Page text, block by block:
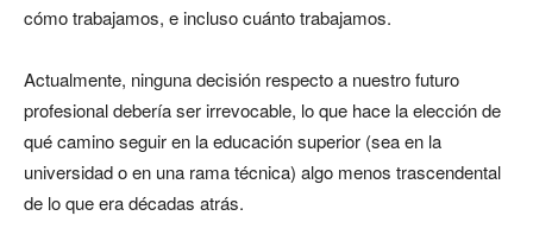
cómo trabajamos, e incluso cuánto trabajamos.
Actualmente, ninguna decisión respecto a nuestro futuro
profesional debería ser irrevocable, lo que hace la elección de
qué camino seguir en la educación superior (sea en la
universidad o en una rama técnica) algo menos trascendental
de lo que era décadas atrás.